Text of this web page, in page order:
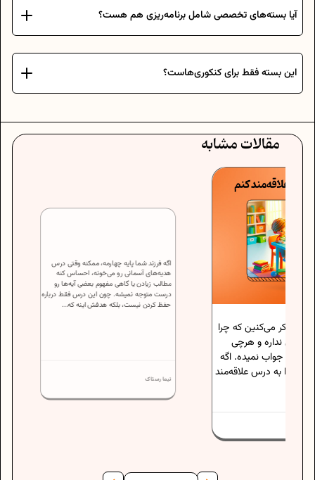
آیا بسته‌های تخصصی شامل برنامه‌ریزی هم هست؟
این بسته فقط برای کنکوری‌هاست؟
مقالات مشابه
که چرا
و هرچی
نمیده. اگه
علاقه‌مند